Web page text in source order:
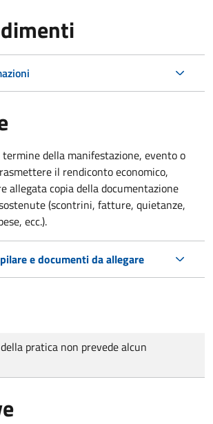
della manifestazione, evento o
il rendiconto economico,
allegata copia della documentazione
(scontrini, fatture, quietanze,
ecc.).
e documenti da allegare
pratica non prevede alcun